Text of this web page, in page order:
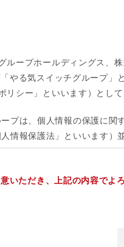
いただき、上記の内容でよ